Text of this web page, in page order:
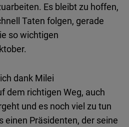
Es bleibt zu hoffen,
Taten folgen, gerade
so wichtigen
dank Milei
dem richtigen Weg, auch
und es noch viel zu tun
einen Präsidenten, der seine